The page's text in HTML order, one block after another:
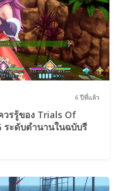
6 ปีที่แล้ว
วรรู้ของ Trials Of
ระดับตำนานในฉบับรี